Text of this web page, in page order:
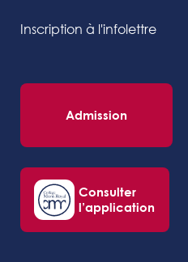
Inscription à l'infolettre
Admission
Consulter
l’application